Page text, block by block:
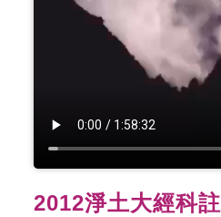
2012淨土大經科註